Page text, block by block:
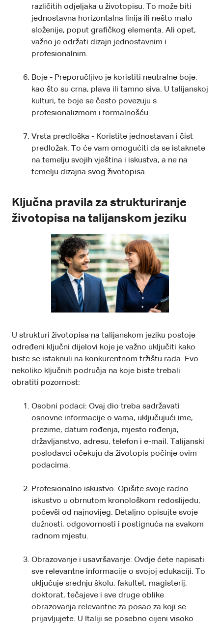
različitih odjeljaka u životopisu. To može biti
jednostavna horizontalna linija ili nešto malo
složenije, poput grafičkog elementa. Ali opet,
važno je održati dizajn jednostavnim i
profesionalnim.
Boje - Preporučljivo je koristiti neutralne boje,
kao što su crna, plava ili tamno siva. U talijanskoj
kulturi, te boje se često povezuju s
profesionalizmom i formalnošću.
Vrsta predloška - Koristite jednostavan i čist
predložak. To će vam omogućiti da se istaknete
na temelju svojih vještina i iskustva, a ne na
temelju dizajna svog životopisa.
Ključna pravila za strukturiranje
životopisa na talijanskom jeziku
U strukturi životopisa na talijanskom jeziku postoje
određeni ključni dijelovi koje je važno uključiti kako
biste se istaknuli na konkurentnom tržištu rada. Evo
nekoliko ključnih područja na koje biste trebali
obratiti pozornost:
Osobni podaci: Ovaj dio treba sadržavati
osnovne informacije o vama, uključujući ime,
prezime, datum rođenja, mjesto rođenja,
državljanstvo, adresu, telefon i e-mail. Talijanski
poslodavci očekuju da životopis počinje ovim
podacima.
Profesionalno iskustvo: Opišite svoje radno
iskustvo u obrnutom kronološkom redoslijedu,
počevši od najnovijeg. Detaljno opisujte svoje
dužnosti, odgovornosti i postignuća na svakom
radnom mjestu.
Obrazovanje i usavršavanje: Ovdje ćete napisati
sve relevantne informacije o svojoj edukaciji. To
uključuje srednju školu, fakultet, magisterij,
doktorat, tečajeve i sve druge oblike
obrazovanja relevantne za posao za koji se
prijavljujete. U Italiji se posebno cijeni visoko